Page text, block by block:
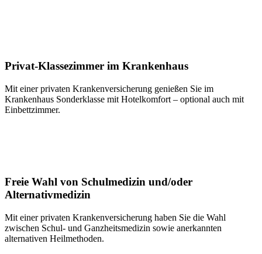
Privat-Klassezimmer im Krankenhaus
Mit einer privaten Krankenversicherung genießen Sie im
Krankenhaus Sonderklasse mit Hotelkomfort – optional auch mit
Einbettzimmer.
Freie Wahl von Schulmedizin und/oder
Alternativmedizin
Mit einer privaten Krankenversicherung haben Sie die Wahl
zwischen Schul- und Ganzheitsmedizin sowie anerkannten
alternativen Heilmethoden.